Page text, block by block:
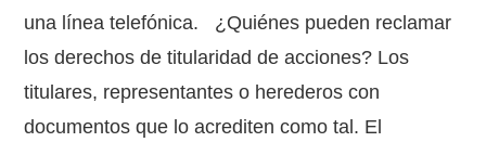
una línea telefónica. ¿Quiénes pueden reclamar
los derechos de titularidad de acciones? Los
titulares, representantes o herederos con
documentos que lo acrediten como tal. El